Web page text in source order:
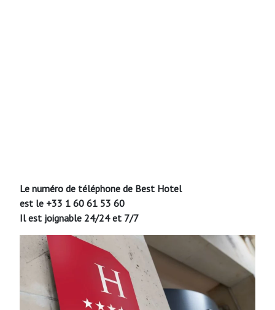
Le numéro de téléphone de Best Hotel
est le +33 1 60 61 53 60
Il est joignable 24/24 et 7/7